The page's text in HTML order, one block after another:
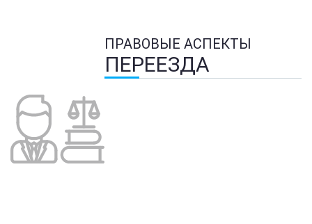
ПРАВОВЫЕ АСПЕКТЫ
ПЕРЕЕЗДА